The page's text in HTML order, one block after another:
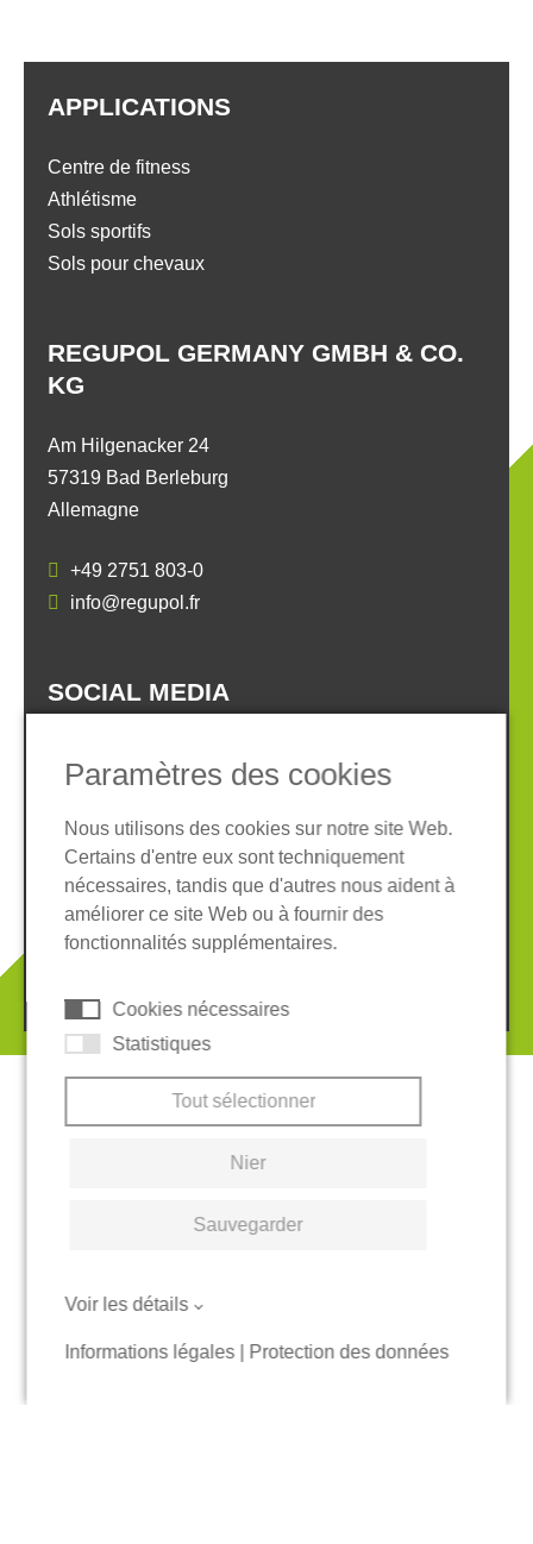
REGUPOL GERMANY GMBH & CO.
KG
Am Hilgenacker 24
57319 Bad Berleburg
Allemagne
+49 2751 803-0
info@regupol.fr
APPLICATIONS
Centre de fitness
Athlétisme
Sols sportifs
Sols pour chevaux
SOCIAL MEDIA
Informations légales
Protection des données
Conditions Générales
Système de whistleblowing
Cookies
Paramètres des cookies
Nous utilisons des cookies sur notre site Web.
Certains d'entre eux sont techniquement
nécessaires, tandis que d'autres nous aident à
améliorer ce site Web ou à fournir des
fonctionnalités supplémentaires.
Cookies nécessaires
Statistiques
Tout sélectionner
Nier
Sauvegarder
Voir les détails
Informations légales| Protection des données